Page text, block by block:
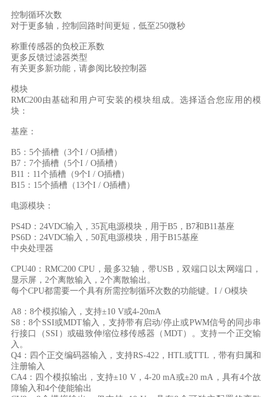
控制循环次数
对于更多轴，控制回路时间更短，低至250微秒
称重传感器的负校正系数
更多反馈过滤器类型
有关更多新功能，请参阅比较控制器
模块
RMC200由基础和用户可安装的模块组成。选择适合您应用的模
块：
基座：
B5：5个插槽（3个I / O插槽）
B7：7个插槽（5个I / O插槽）
B11：11个插槽（9个I / O插槽）
B15：15个插槽（13个I / O插槽）
电源模块：
PS4D：24VDC输入，35瓦电源模块，用于B5，B7和B11基座
PS6D：24VDC输入，50瓦电源模块，用于B15基座
中央处理器
CPU40：RMC200 CPU，最多32轴，带USB，双端口以太网端口，
显示屏，2个离散输入，2个离散输出。
每个CPU都需要一个具有所需控制循环次数的功能键。I / O模块
A8：8个模拟输入，支持±10 V或4-20mA
S8：8个SSI或MDT输入，支持带有启动/停止或PWM信号的同步串
行接口（SSI）或磁致伸缩位移传感器（MDT）。支持一个正交输
入。
Q4：四个正交编码器输入，支持RS-422，HTL或TTL，带有归属和
注册输入
CA4：四个模拟输出，支持±10 V，4-20 mA或±20 mA，具有4个故
障输入和4个使能输出